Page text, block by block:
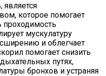
которое помогает
проходимость
мускулатуру
и облегчает
помогает снизить
путях,
бронхов и устраняя